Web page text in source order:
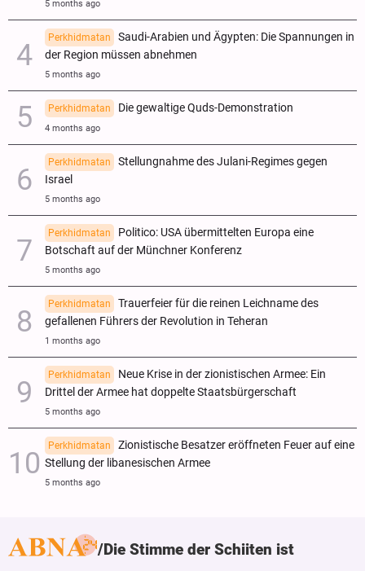
5 months ago
Perkhidmatan
Saudi-Arabien und Ägypten: Die Spannungen in
der Region müssen abnehmen
5 months ago
Perkhidmatan Die gewaltige Quds-Demonstration
4 months ago
Perkhidmatan
Stellungnahme des Julani-Regimes gegen
Israel
5 months ago
Perkhidmatan
Politico: USA übermittelten Europa eine
Botschaft auf der Münchner Konferenz
5 months ago
Perkhidmatan
Trauerfeier für die reinen Leichname des
gefallenen Führers der Revolution in Teheran
1 months ago
Perkhidmatan
Neue Krise in der zionistischen Armee: Ein
Drittel der Armee hat doppelte Staatsbürgerschaft
5 months ago
Perkhidmatan
Zionistische Besatzer eröffneten Feuer auf eine
Stellung der libanesischen Armee
5 months ago
Die Stimme der Schiiten ist